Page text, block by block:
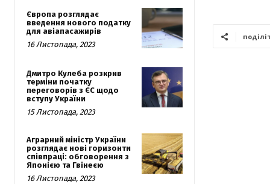
Європа розглядає
введення нового податку
для авіапасажирів
16 Листопада, 2023
Дмитро Кулеба розкрив
терміни початку
переговорів з ЄС щодо
вступу України
15 Листопада, 2023
Аграрний міністр України
розглядає нові горизонти
співпраці: обговорення з
Японією та Гвінеєю
16 Листопада, 2023